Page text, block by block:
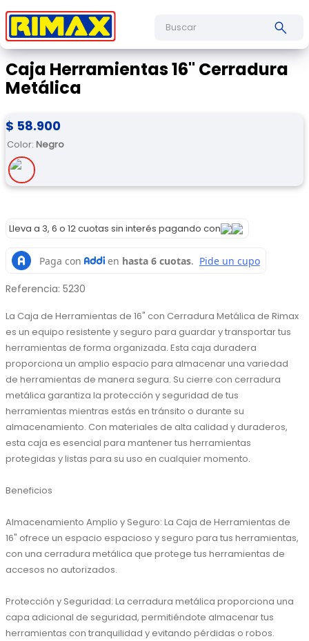
Caja Herramientas 16" Cerradura
Metálica
$ 58.900
Color: Negro
Lleva a 3, 6 o 12 cuotas sin interés pagando con
Referencia: 5230
La Caja de Herramientas de 16" con Cerradura Metálica de Rimax
es un equipo resistente y seguro para guardar y transportar tus
herramientas de forma organizada. Esta caja duradera
proporciona un amplio espacio para almacenar una variedad
de herramientas de manera segura. Su cierre con cerradura
metálica garantiza la protección y seguridad de tus
herramientas mientras estás en tránsito o durante su
almacenamiento. Con materiales de alta calidad y duraderos,
esta caja es esencial para mantener tus herramientas
protegidas y listas para su uso en cualquier momento.
Beneficios
Almacenamiento Amplio y Seguro: La Caja de Herramientas de
16" ofrece un espacio espacioso y seguro para tus herramientas,
con una cerradura metálica que protege tus herramientas de
accesos no autorizados.
Protección y Seguridad: La cerradura metálica proporciona una
capa adicional de seguridad, permitiéndote almacenar tus
herramientas con tranquilidad y evitando pérdidas o robos.